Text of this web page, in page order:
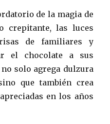
de la magia de
crepitante, las luces
de familiares y
el chocolate a sus
solo agrega dulzura
que también crea
en los años